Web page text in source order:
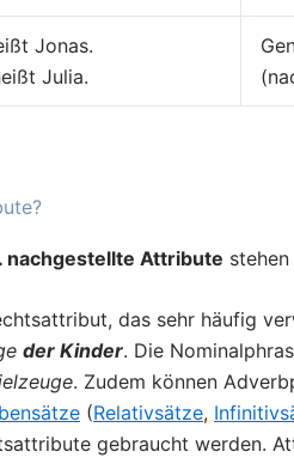
Jonas.
Julia.
nachgestellte Attribute
das sehr häufig
der Kinder. Die
. Zudem können
(Relativsätze,
gebraucht werden.